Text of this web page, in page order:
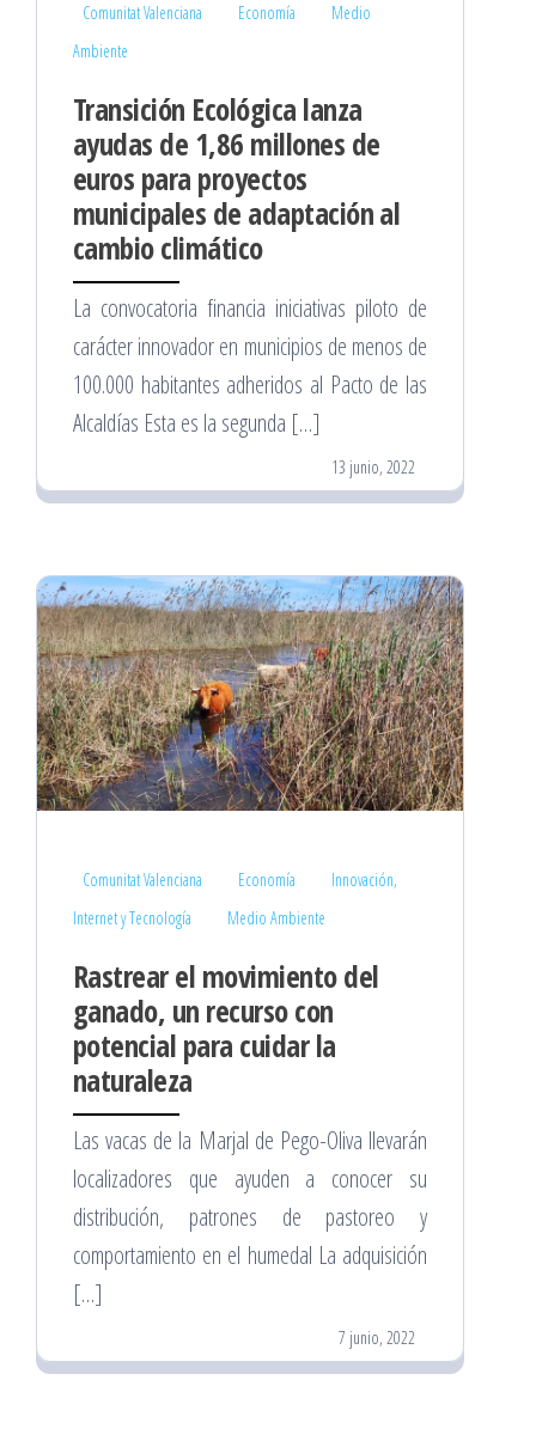
Comunitat Valenciana Economía
Medio
Ambiente
Transición Ecológica lanza
ayudas de 1,86 millones de
euros para proyectos
municipales de adaptación al
cambio climático
La convocatoria financia iniciativas piloto de
carácter innovador en municipios de menos de
100.000 habitantes adheridos al Pacto de las
Alcaldías Esta es la segunda […]
13 junio, 2022
Comunitat Valenciana Economía
Innovación,
Internet y Tecnología
Medio Ambiente
Rastrear el movimiento del
ganado, un recurso con
potencial para cuidar la
naturaleza
Las vacas de la Marjal de Pego-Oliva llevarán
localizadores que ayuden a conocer su
distribución, patrones de pastoreo y
comportamiento en el humedal La adquisición
[…]
7 junio, 2022